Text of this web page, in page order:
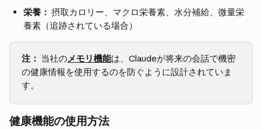
栄養： 摂取カロリー、マクロ栄養素、水分補給、微量栄
養素（追跡されている場合）
注： 当社のメモリ機能は、Claudeが将来の会話で機密
の健康情報を使用するのを防ぐように設計されていま
す。
健康機能の使用方法